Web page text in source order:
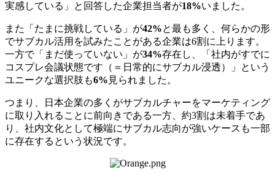
実感している」と回答した企業担当者が18%いました。
また「たまに挑戦している」が42%と最も多く、何らかの形
でサブカル活用を試みたことがある企業は6割に上ります。
一方で「まだ使っていない」が34%存在し、「社内がすでに
コスプレ会議状態です（＝日常的にサブカル浸透）」という
ユニークな選択肢も6% 見られました。
つまり、日本企業の多くがサブカルチャーをマーケティング
に取り入れることに前向きである一方、約3割は未着手であ
り、社内文化として極端にサブカル志向が強いケースも一部
に存在するという状況です。